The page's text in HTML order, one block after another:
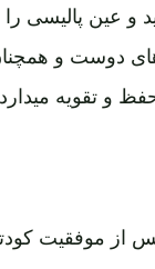
و عین پالیسی
دوست و
و تقویه میدارد.
پس از موفقیت